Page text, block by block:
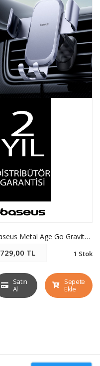
Baseus Metal Age Go Gravity Arç Ttc-Gri
729,00 TL 1 Stok
Satın
Al
Sepete
Ekle